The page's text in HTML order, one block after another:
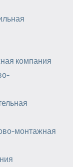
компания
монтажная